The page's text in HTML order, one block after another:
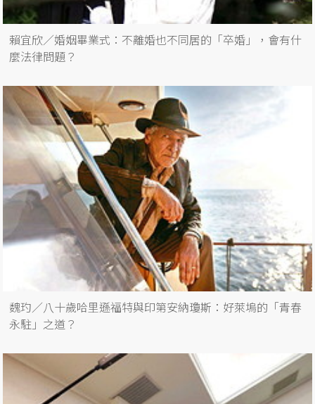
賴宜欣／婚姻畢業式：不離婚也不同居的「卒婚」，會有什
麼法律問題？
魏玓／八十歲哈里遜福特與印第安納瓊斯：好萊塢的「青春
永駐」之道？